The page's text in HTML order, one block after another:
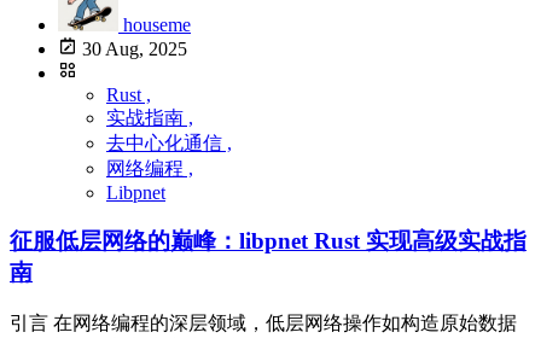
houseme
30 Aug, 2025
Rust ,
实战指南 ,
去中心化通信 ,
网络编程 ,
Libpnet
征服低层网络的巅峰：libpnet Rust 实现高级实战指
南
引言 在网络编程的深层领域，低层网络操作如构造原始数据